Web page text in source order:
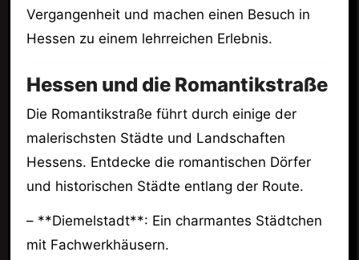
Vergangenheit und machen einen Besuch in
Hessen zu einem lehrreichen Erlebnis.
Hessen und die Romantikstraße
Die Romantikstraße führt durch einige der
malerischsten Städte und Landschaften
Hessens. Entdecke die romantischen Dörfer
und historischen Städte entlang der Route.
– **Diemelstadt**: Ein charmantes Städtchen
mit Fachwerkhäusern.